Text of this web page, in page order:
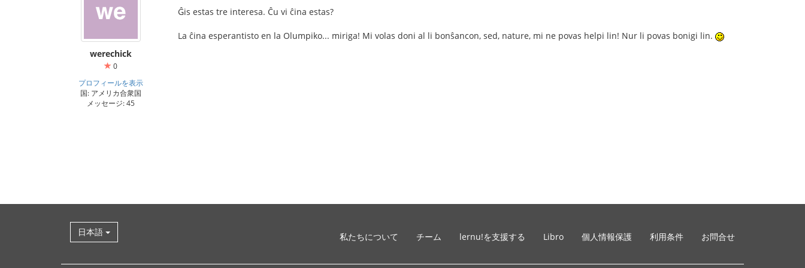
werechick
0
プロフィールを表示
国: アメリカ合衆国
メッセージ: 45
Ĝis estas tre interesa. Ĉu vi ĉina estas?
La ĉina esperantisto en la Olumpiko... miriga! Mi volas doni al li bonŝancon, sed, nature, mi ne povas helpi lin! Nur li povas bonigi lin.
日本語 私たちについて チーム lernu!を支援する Libro 個人情報保護 利用条件 お問合せ